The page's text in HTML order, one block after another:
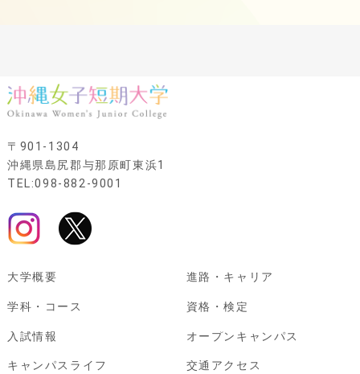
〒901-1304
沖縄県島尻郡与那原町東浜1
TEL:098-882-9001
大学概要
学科・コース
入試情報
キャンパスライフ
進路・キャリア
資格・検定
オープンキャンパス
交通アクセス